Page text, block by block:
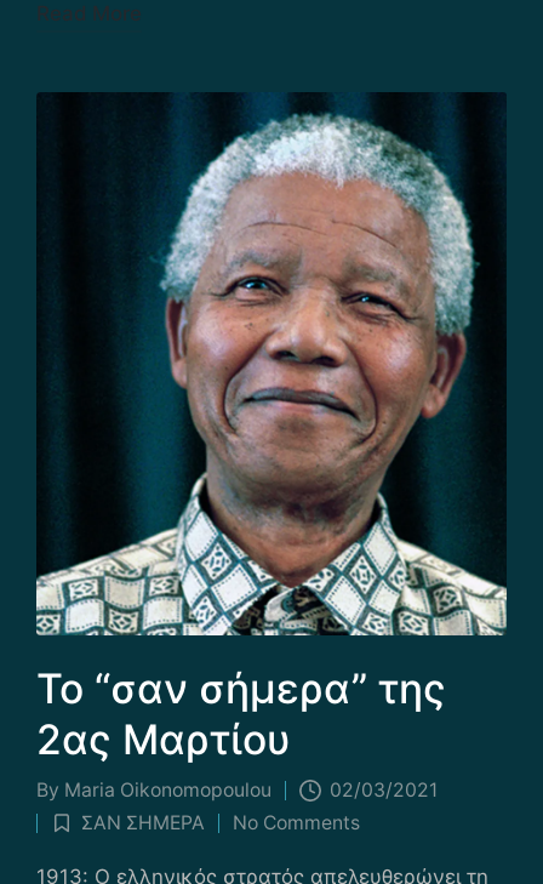
Read More
Το “σαν σήμερα” της
2ας Μαρτίου
Posted
by
By Maria Οikonomopoulou 02/03/2021
Posted
in
ΣΑΝ ΣΗΜΕΡΑ No Comments
1913: Ο ελληνικός στρατός απελευθερώνει τη